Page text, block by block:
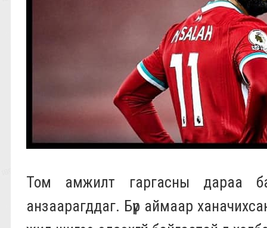
Том амжилт гаргасны дараа
анзаарагддаг. Бүр аймаар